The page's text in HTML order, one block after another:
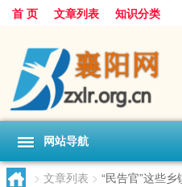
首 页 文章列表 知识分类
网站导航
> 文章列表 > “民告官”这些